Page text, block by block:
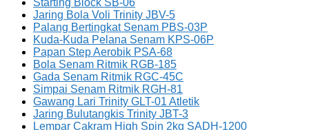
Starting Block SB-06
Jaring Bola Voli Trinity JBV-5
Palang Bertingkat Senam PBS-03P
Kuda-Kuda Pelana Senam KPS-06P
Papan Step Aerobik PSA-68
Bola Senam Ritmik RGB-185
Gada Senam Ritmik RGC-45C
Simpai Senam Ritmik RGH-81
Gawang Lari Trinity GLT-01 Atletik
Jaring Bulutangkis Trinity JBT-3
Lempar Cakram High Spin 2kg SADH-1200